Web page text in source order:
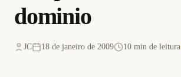
dominio
JC 18 de janeiro de 2009 10 min de leitura